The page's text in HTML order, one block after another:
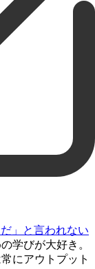
」と言われない
学びが大好き。
にアウトプット